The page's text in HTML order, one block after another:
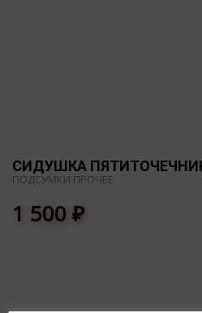
СИДУШКА ПЯТИТОЧЕЧНИК
ПОДСУМКИ ПРОЧЕЕ
1 500₽